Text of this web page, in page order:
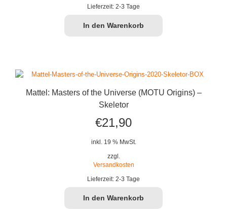
Lieferzeit: 2-3 Tage
In den Warenkorb
Mattel: Masters of the Universe (MOTU Origins) –
Skeletor
€21,90
inkl. 19 % MwSt.
zzgl.
Versandkosten
Lieferzeit: 2-3 Tage
In den Warenkorb